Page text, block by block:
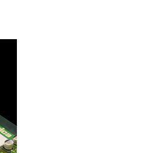
統合レポート2025
統合レポート2025